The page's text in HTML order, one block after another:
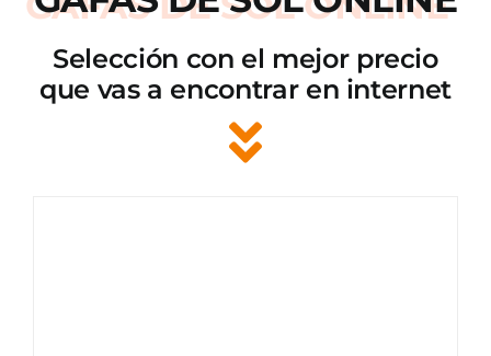
Selección con el mejor precio
que vas a encontrar en internet